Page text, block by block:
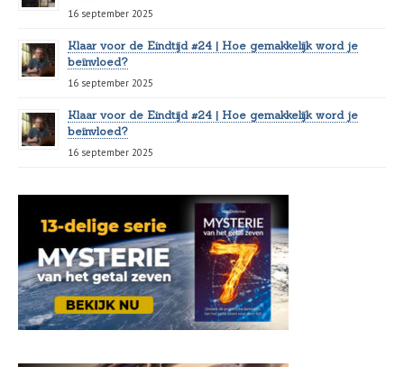
16 september 2025
Klaar voor de Eindtijd #24 | Hoe gemakkelijk word je
beïnvloed?
16 september 2025
Klaar voor de Eindtijd #24 | Hoe gemakkelijk word je
beïnvloed?
16 september 2025